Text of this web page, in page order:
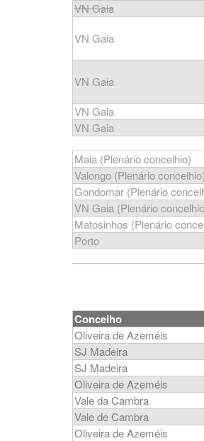
VN Gaia
VN Gaia
VN Gaia
VN Gaia
VN Gaia
Maia (Plenário concelhio)
Valongo (Plenário concelhio)
Gondomar (Plenário
VN Gaia (Plenário
Matosinhos (Plenário
Porto
Concelho
Oliveira de Azeméis
SJ Madeira
SJ Madeira
Oliveira de Azeméis
Vale da Cambra
Vale de Cambra
Oliveira de Azeméis